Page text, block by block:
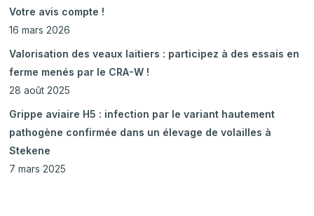
Votre avis compte !
16 mars 2026
Valorisation des veaux laitiers : participez à des essais en
ferme menés par le CRA-W !
28 août 2025
Grippe aviaire H5 : infection par le variant hautement
pathogène confirmée dans un élevage de volailles à
Stekene
7 mars 2025